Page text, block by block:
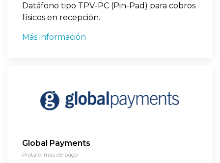
Datáfono tipo TPV-PC (Pin-Pad) para cobros
físicos en recepción.
Más información
Global Payments
Plataformas de pago